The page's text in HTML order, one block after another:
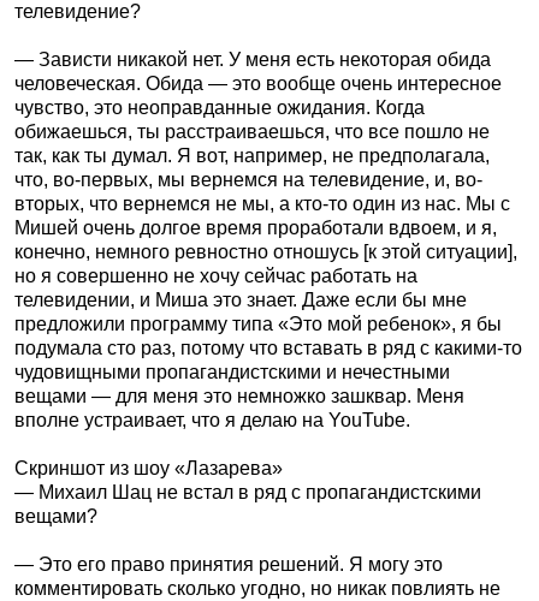
телевидение?
— Зависти никакой нет. У меня есть некоторая обида
человеческая. Обида — это вообще очень интересное
чувство, это неоправданные ожидания. Когда
обижаешься, ты расстраиваешься, что все пошло не
так, как ты думал. Я вот, например, не предполагала,
что, во-первых, мы вернемся на телевидение, и, во-
вторых, что вернемся не мы, а кто-то один из нас. Мы с
Мишей очень долгое время проработали вдвоем, и я,
конечно, немного ревностно отношусь [к этой ситуации],
но я совершенно не хочу сейчас работать на
телевидении, и Миша это знает. Даже если бы мне
предложили программу типа «Это мой ребенок», я бы
подумала сто раз, потому что вставать в ряд с какими-то
чудовищными пропагандистскими и нечестными
вещами — для меня это немножко зашквар. Меня
вполне устраивает, что я делаю на YouTube.
Скриншот из шоу «Лазарева»
— Михаил Шац не встал в ряд с пропагандистскими
вещами?
— Это его право принятия решений. Я могу это
комментировать сколько угодно, но никак повлиять не